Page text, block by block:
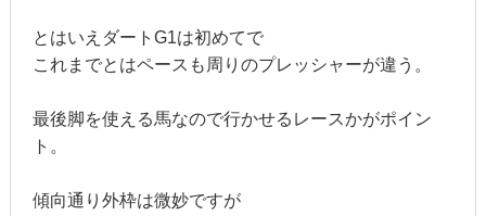
とはいえダートG1は初めてで
これまでとはペースも周りのプレッシャーが違う。
最後脚を使える馬なので行かせるレースかがポイン
ト。
傾向通り外枠は微妙ですが